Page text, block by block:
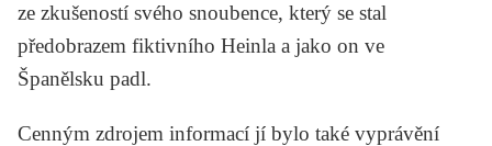
ze zkušeností svého snoubence, který se stal
předobrazem fiktivního Heinla a jako on ve
Španělsku padl.
Cenným zdrojem informací jí bylo také vyprávění